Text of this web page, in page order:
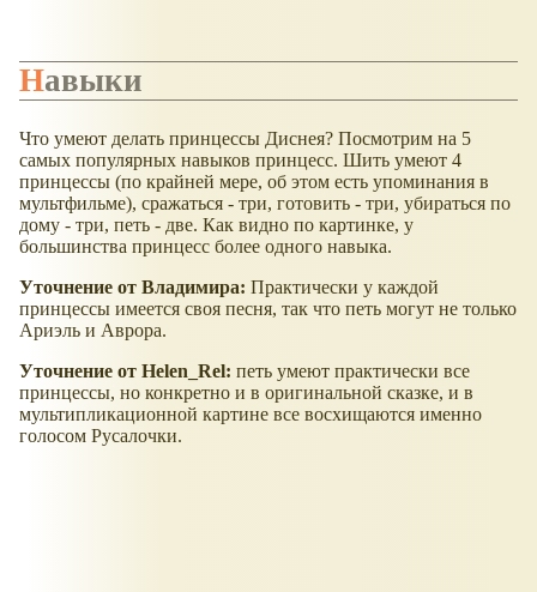
Навыки
Что умеют делать принцессы Диснея? Посмотрим на 5
самых популярных навыков принцесс. Шить умеют 4
принцессы (по крайней мере, об этом есть упоминания в
мультфильме), сражаться - три, готовить - три, убираться по
дому - три, петь - две. Как видно по картинке, у
большинства принцесс более одного навыка.
Уточнение от Владимира: Практически у каждой
принцессы имеется своя песня, так что петь могут не только
Ариэль и Аврора.
Уточнение от Helen_Rel: петь умеют практически все
принцессы, но конкретно и в оригинальной сказке, и в
мультипликационной картине все восхищаются именно
голосом Русалочки.